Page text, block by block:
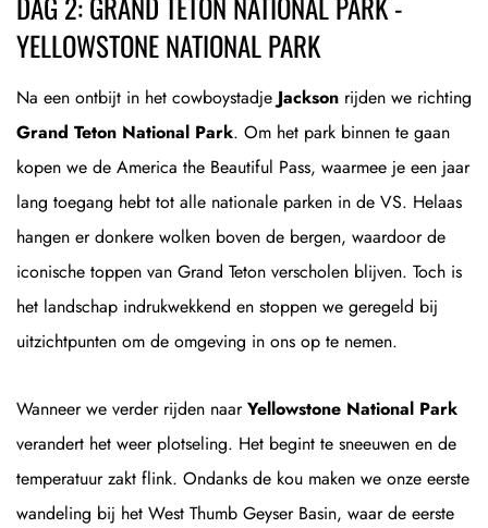
YELLOWSTONE NATIONAL PARK
Na een ontbijt in het cowboystadje Jackson rijden we richting
Grand Teton National Park. Om het park binnen te gaan
kopen we de America the Beautiful Pass, waarmee je een jaar
lang toegang hebt tot alle nationale parken in de VS. Helaas
hangen er donkere wolken boven de bergen, waardoor de
iconische toppen van Grand Teton verscholen blijven. Toch is
het landschap indrukwekkend en stoppen we geregeld bij
uitzichtpunten om de omgeving in ons op te nemen.
Wanneer we verder rijden naarYellowstone National Park
verandert het weer plotseling. Het begint te sneeuwen en de
temperatuur zakt flink. Ondanks de kou maken we onze eerste
wandeling bij het West Thumb Geyser Basin, waar de eerste